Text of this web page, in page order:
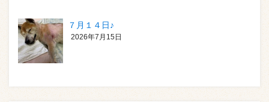
７月１４日♪
2026年7月15日